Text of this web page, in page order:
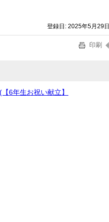
登録日: 2025年5月29日
印刷
年生お祝い献立】